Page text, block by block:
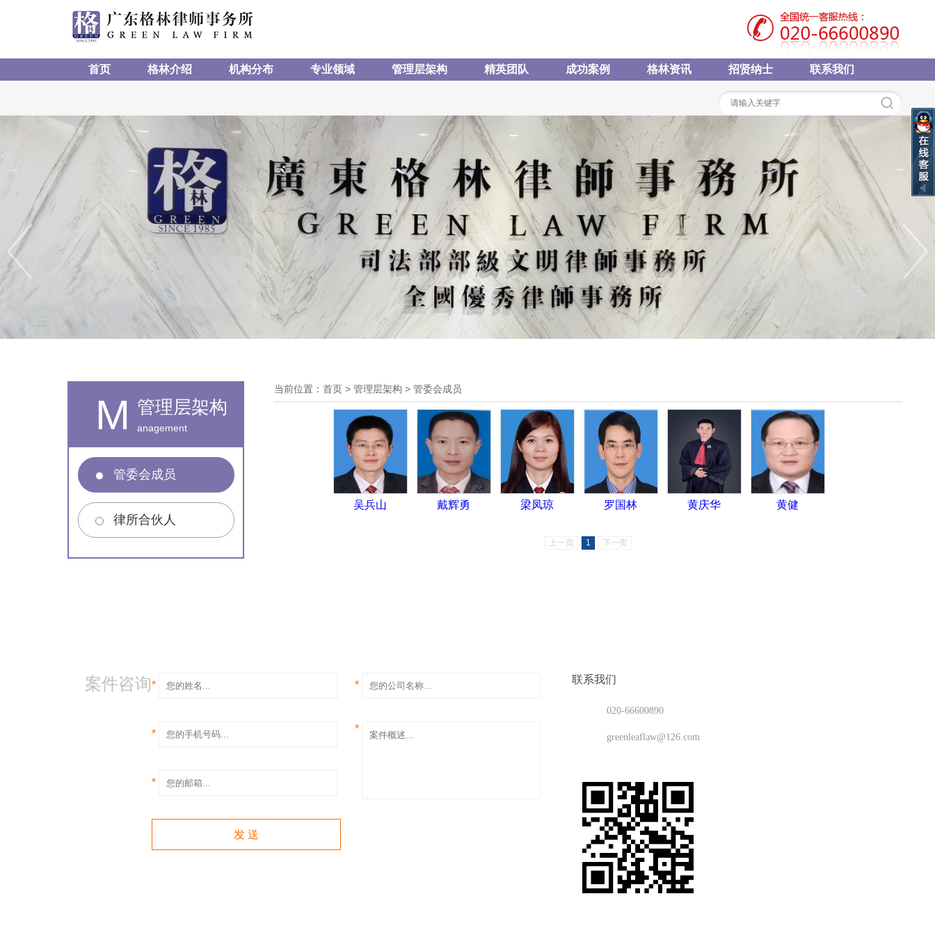
首页 格林介绍 机构分布 专业领域 管理层架构 精英团队 成功案例 格林资讯 招贤纳士 联系我们
M 管理层架构
anagement
管委会成员
律所合伙人
当前位置： 首页 > 管理层架构 > 管委会成员
吴兵山 戴辉勇 梁凤琼 罗国林 黄庆华 黄健
上一页 1 下一页
案件咨询*
*
*
发 送
*
*
联系我们
020-66600890
greenleaflaw@126.com